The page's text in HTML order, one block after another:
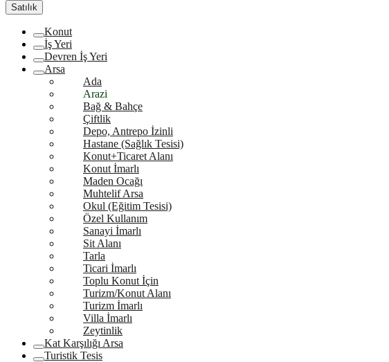
Satılık
Konut
İş Yeri
Devren İş Yeri
Arsa
Ada
Arazi
Bağ & Bahçe
Çiftlik
Depo, Antrepo İzinli
Hastane (Sağlık Tesisi)
Konut+Ticaret Alanı
Konut İmarlı
Maden Ocağı
Muhtelif Arsa
Okul (Eğitim Tesisi)
Özel Kullanım
Sanayi İmarlı
Sit Alanı
Tarla
Ticari İmarlı
Toplu Konut İçin
Turizm/Konut Alanı
Turizm İmarlı
Villa İmarlı
Zeytinlik
Kat Karşılığı Arsa
Turistik Tesis